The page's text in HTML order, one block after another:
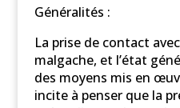
Généralités :
La prise de contact
malgache, et l’état
des moyens mis en
incite à penser que la